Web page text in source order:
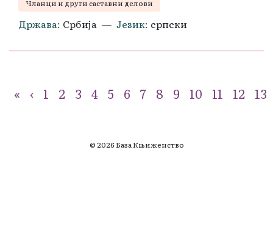
Чланци и други саставни делови
Држава Србија Језик српски
« ‹ 1 2 3 4 5 6 7 8 9 10 11 12 13
© 2026 База Књиженство